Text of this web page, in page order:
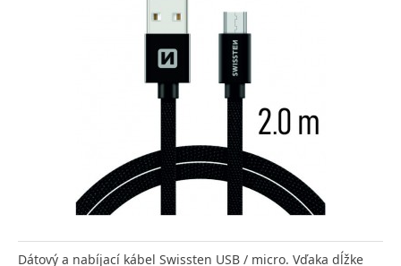
Dátový a nabíjací kábel Swissten USB / micro. Vďaka dĺžke